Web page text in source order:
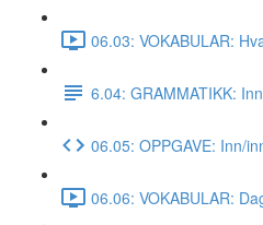
06.03: VOKABULAR:
6.04: GRAMMATIKK:
06.05: OPPGAVE: Inn/
06.06: VOKABULAR: